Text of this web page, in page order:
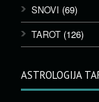
SNOVI (69)
TAROT (126)
ASTROLOGIJA